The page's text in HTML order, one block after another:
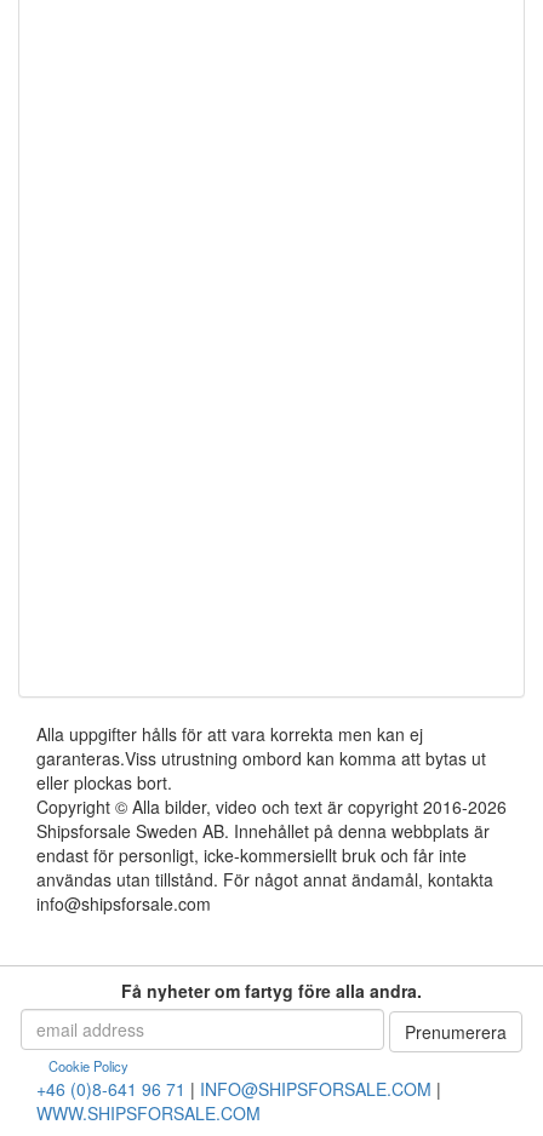
Alla uppgifter hålls för att vara korrekta men kan ej
garanteras.Viss utrustning ombord kan komma att bytas ut
eller plockas bort.
Copyright © Alla bilder, video och text är copyright 2016-2026
Shipsforsale Sweden AB. Innehållet på denna webbplats är
endast för personligt, icke-kommersiellt bruk och får inte
användas utan tillstånd. För något annat ändamål, kontakta
info@shipsforsale.com
Få nyheter om fartyg före alla andra.
Cookie Policy
+46 (0)8-641 96 71 | INFO@SHIPSFORSALE.COM |
WWW.SHIPSFORSALE.COM